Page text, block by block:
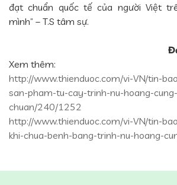
đạt chuẩn quốc tế của người Việt
mình” – T.S tâm sự.
Xem thêm:
http://www.thienduoc.com/vi-VN/tin-
san-pham-tu-cay-trinh-nu-hoang-
chuan/240/1252
http://www.thienduoc.com/vi-VN/tin-
khi-chua-benh-bang-trinh-nu-hoang-